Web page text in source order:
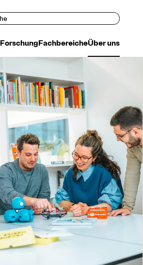
ForschungFachbereicheÜber uns
Suchen